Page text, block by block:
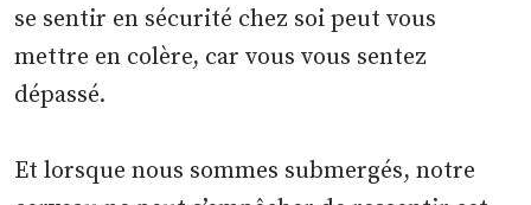
se sentir en sécurité chez soi peut vous
mettre en colère, car vous vous sentez
dépassé.
Et lorsque nous sommes submergés, notre